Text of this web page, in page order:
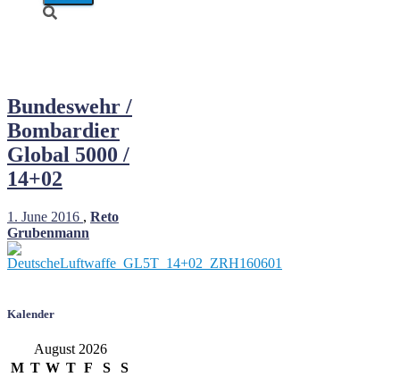
Bundeswehr /
Bombardier
Global 5000 /
14+02
1. June 2016 , Reto
Grubenmann
Kalender
August 2026
M T W T F S
S